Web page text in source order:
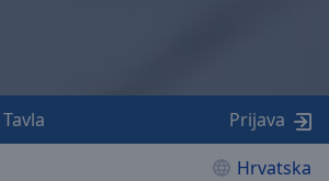
Hrvatska
Tavla Prijava